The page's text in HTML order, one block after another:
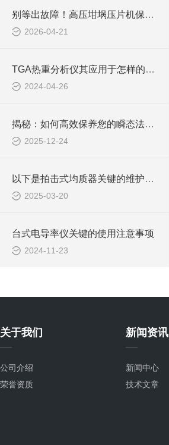
别等出故障！高压坩埚压片机保养的关键步骤，早看早省心
2026-04-21
TGA热重分析仪其应用于怎样的范围呢？
2024-04-26
揭秘：如何高效保养您的瞬态法导热系数仪
2025-12-24
以下是拍击式均质器关键的维护保养要点
2025-03-20
台式电导率仪关键的使用注意事项
2024-11-23
关于我们
公司介绍
荣誉资质
新闻资讯
新闻中心
技术文章